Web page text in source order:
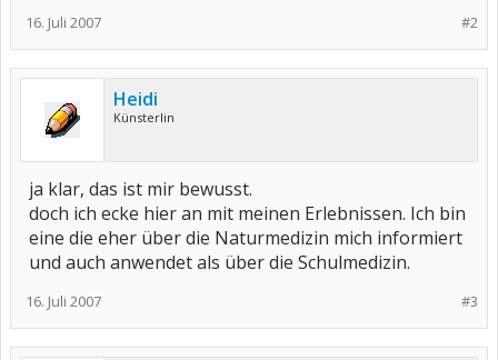
#2
16. Juli 2007
Heidi
Künsterlin
ja klar, das ist mir bewusst.
doch ich ecke hier an mit meinen Erlebnissen. Ich bin
eine die eher über die Naturmedizin mich informiert
und auch anwendet als über die Schulmedizin.
#3
16. Juli 2007